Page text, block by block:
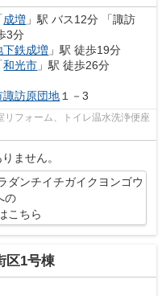
成増 」駅 バス12分 「諏訪
3分
下鉄成増 」駅 徒歩19分
和光市 」駅 徒歩26分
諏訪原団地 １－3
フォーム、トイレ温水洗浄便座
ません。
ダンチイチガイクヨンゴウ
の
こちら
区1号棟